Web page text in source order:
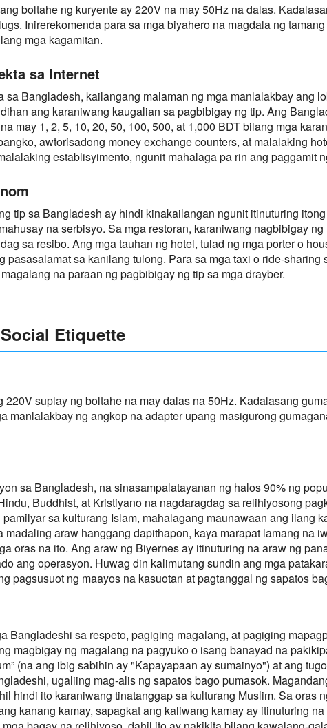
boltahe ng kuryente ay 220V na may 50Hz na dalas.
Inirerekomenda para sa mga biyahero na magdala ng
mga kagamitan.
sa Internet
sa Bangladesh, kailangang malaman ng mga manlalakbay ang
ang karaniwang kaugalian sa pagbibigay ng tip. Ang
may 1, 2, 5, 10, 20, 50, 100, 500, at 1,000 BDT bilang mga
awtorisadong money exchange counters, at malalaking
establisyimento, ngunit mahalaga pa rin ang paggamit
tip sa Bangladesh ay hindi kinakailangan ngunit itinuturing
na serbisyo. Sa mga restoran, karaniwang nagbibigay
sa resibo. Ang mga tauhan ng hotel, tulad ng mga porter o
pasasalamat sa kanilang tulong. Para sa mga taxi o ride-
na paraan ng pagbibigay ng tip sa mga drayber.
Etiquette
suplay ng boltahe na may dalas na 50Hz. Kadalasang
manlalakbay ng angkop na adapter upang masigurong
sa Bangladesh, na sinasampalatayanan ng halos 90% ng
Buddhist, at Kristiyano na nagdaragdag sa relihiyosong
sa kulturang Islam, mahalagang maunawaan ang ilang
madaling araw hanggang dapithapon, kaya marapat lamang na
oras na ito. Ang araw ng Biyernes ay itinuturing na araw ng
ang operasyon. Huwag din kalimutang sundin ang mga
pagsusuot ng maayos na kasuotan at pagtanggal ng sapatos
Bangladeshi sa respeto, pagiging magalang, at pagiging
magbigay ng magalang na pagyuko o isang banayad na
(na ang ibig sabihin ay "Kapayapaan ay sumainyo") at ang
ugaliing mag-alis ng sapatos bago pumasok.
hindi ito karaniwang tinatanggap sa kulturang Muslim. Sa oras
kanang kamay, sapagkat ang kaliwang kamay ay itinuturing